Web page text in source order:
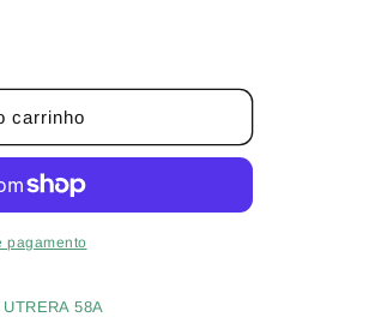
carrinho
pagamento
58A